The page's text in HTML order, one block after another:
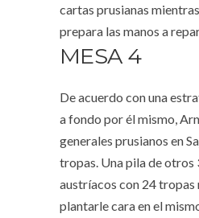
cartas prusianas
prepara las manos a
MESA 4
De acuerdo con una
a fondo por él mismo,
generales prusianos en
tropas. Una pila de otros
austríacos con 24 tropas
plantarle cara en el